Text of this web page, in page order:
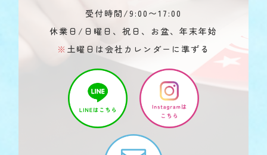
受付時間/9:00〜17:00
休業日/日曜日、祝日、お盆、年末年始
※ 土曜日は会社カレンダーに準ずる